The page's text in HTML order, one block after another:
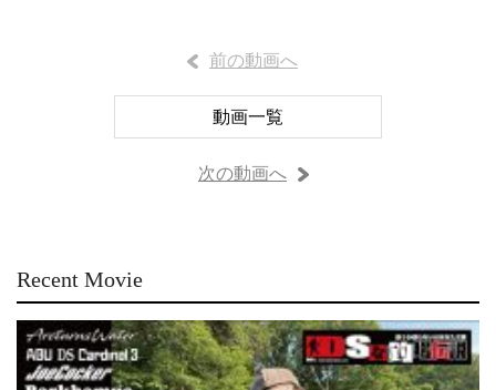
前の動画へ
動画一覧
次の動画へ
Recent Movie